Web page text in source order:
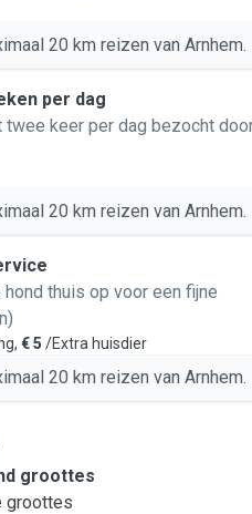
20 km reizen van Arnhem.
per dag
keer per dag bezocht
20 km reizen van Arnhem.
thuis op voor een fijne
€ 5 /Extra huisdier
20 km reizen van Arnhem.
groottes
groottes